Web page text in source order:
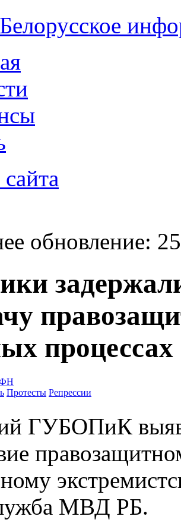
обновление:
процессах
Протесты Репрессии
ГУБОПиК
МВД РБ.